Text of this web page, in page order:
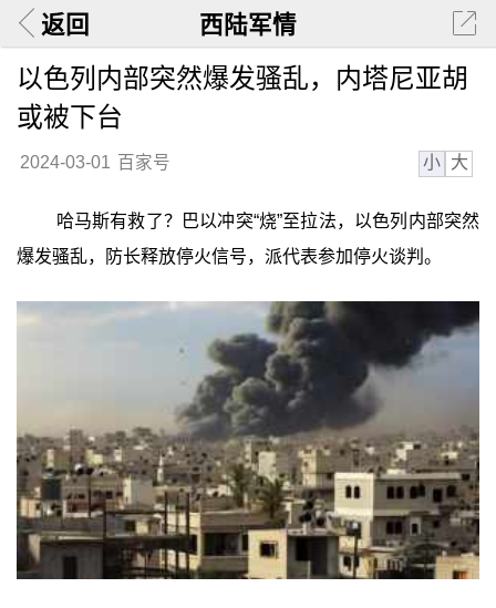
返回 西陆军情
以色列内部突然爆发骚乱，内塔尼亚胡
或被下台
2024-03-01 百家号 小 大
哈马斯有救了？巴以冲突“烧”至拉法，以色列内部突然
爆发骚乱，防长释放停火信号，派代表参加停火谈判。